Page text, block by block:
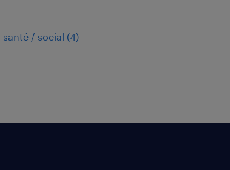
santé / social (4)